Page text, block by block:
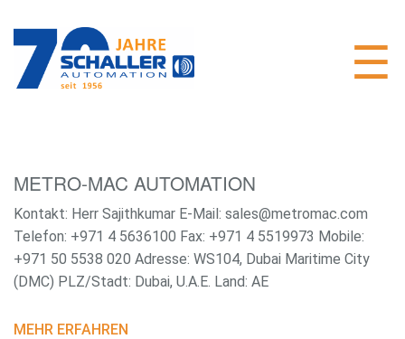
METRO-MAC AUTOMATION
Kontakt: Herr Sajithkumar E-Mail: sales@metromac.com
Telefon: +971 4 5636100 Fax: +971 4 5519973 Mobile:
+971 50 5538 020 Adresse: WS104, Dubai Maritime City
(DMC) PLZ/Stadt: Dubai, U.A.E. Land: AE
MEHR ERFAHREN